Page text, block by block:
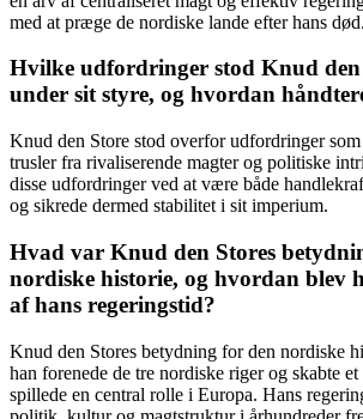
med at præge de nordiske lande efter hans død.
Hvilke udfordringer stod Knud
under sit styre, og hvordan
Knud den Store stod overfor udfordringer
trusler fra rivaliserende magter og politiske
disse udfordringer ved at være både
og sikrede dermed stabilitet i sit imperium.
Hvad var Knud den Stores
nordiske historie, og hvordan blev
af hans regeringstid?
Knud den Stores betydning for den nordiske
han forenede de tre nordiske riger og skabte
spillede en central rolle i Europa. Hans